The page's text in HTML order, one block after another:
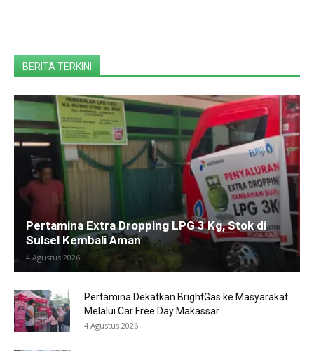
BERITA TERKINI
Pertamina Extra Dropping LPG 3 Kg, Stok di
Sulsel Kembali Aman
4 Agustus 2026
Pertamina Dekatkan BrightGas ke Masyarakat
Melalui Car Free Day Makassar
4 Agustus 2026